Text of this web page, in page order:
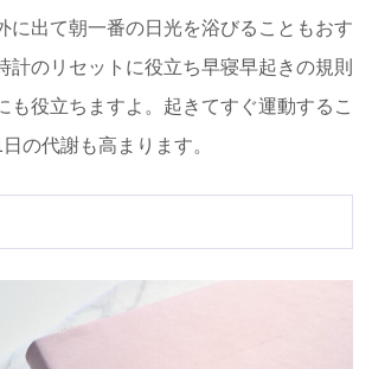
に出て朝一番の日光を浴びることもおす
計のリセットに役立ち早寝早起きの規則
も役立ちますよ。起きてすぐ運動するこ
の代謝も高まります。